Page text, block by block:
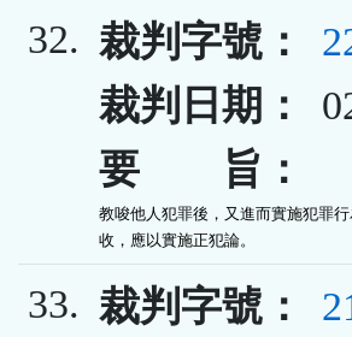
32. 裁判字號：
裁判日期：
要 旨：
教唆他人犯罪後，又進而實施犯罪
收，應以實施正犯論。
33. 裁判字號：